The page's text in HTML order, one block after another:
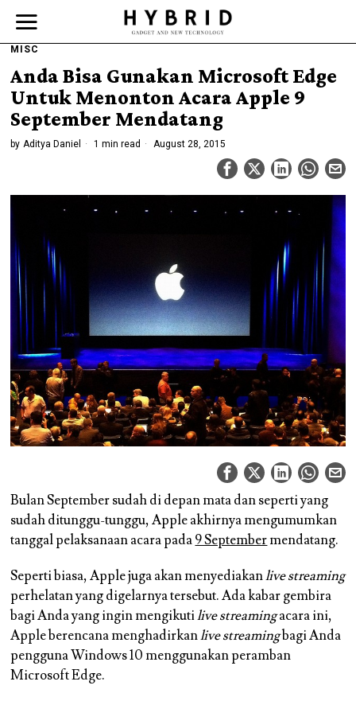
MISC
Anda Bisa Gunakan Microsoft Edge
Untuk Menonton Acara Apple 9
September Mendatang
by Aditya Daniel 1 min read August 28, 2015
Bulan September sudah di depan mata dan seperti yang
sudah ditunggu-tunggu, Apple akhirnya mengumumkan
tanggal pelaksanaan acara pada9 Septembermendatang.
Seperti biasa, Apple juga akan menyediakanlive streaming
perhelatan yang digelarnya tersebut. Ada kabar gembira
bagi Anda yang ingin mengikutilive streamingacara ini,
Apple berencana menghadirkanlive streamingbagi Anda
pengguna Windows 10 menggunakan peramban
Microsoft Edge.